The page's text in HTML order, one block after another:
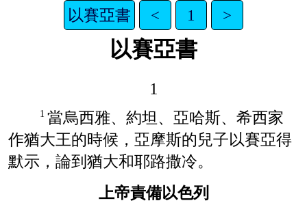
以賽亞書 < 1 >
以賽亞書
1
1 當烏西雅、 約坦、 亞哈斯、 希西家
作猶大王的時候， 亞摩斯的兒子以賽亞得
默示，論到 猶大和耶路撒冷。
上帝責備以色列